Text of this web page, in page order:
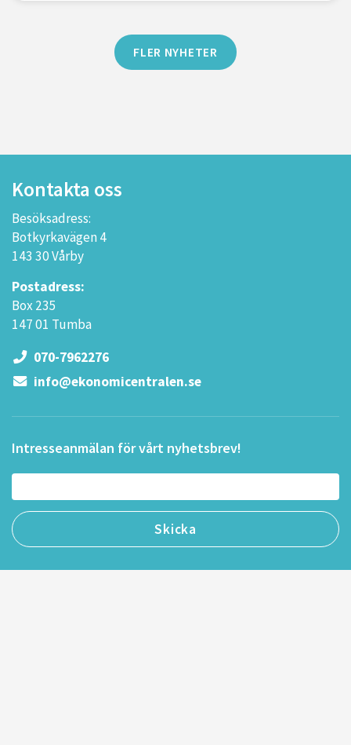
FLER NYHETER
Kontakta oss
Besöksadress:
Botkyrkavägen 4
143 30 Vårby
Postadress:
Box 235
147 01 Tumba
070-7962276
info@ekonomicentralen.se
Intresseanmälan för vårt nyhetsbrev!